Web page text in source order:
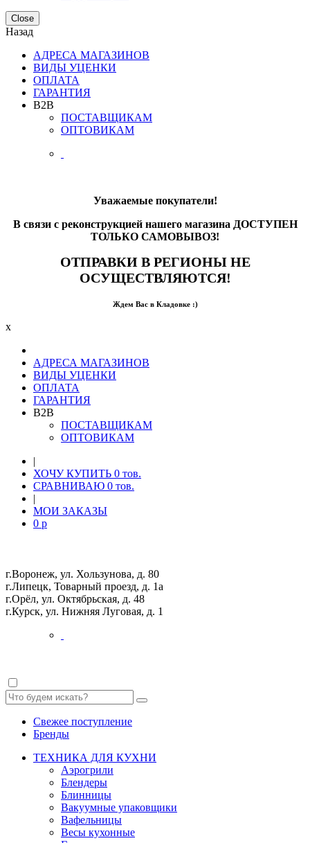
Close
Назад
АДРЕСА МАГАЗИНОВ
ВИДЫ УЦЕНКИ
ОПЛАТА
ГАРАНТИЯ
B2B
ПОСТАВЩИКАМ
ОПТОВИКАМ
Уважаемые покупатели!
В связи с реконструкцией нашего магазина ДОСТУПЕН
ТОЛЬКО САМОВЫВОЗ!
ОТПРАВКИ В РЕГИОНЫ НЕ
ОСУЩЕСТВЛЯЮТСЯ!
Ждем Вас в Кладовке :)
x
АДРЕСА МАГАЗИНОВ
ВИДЫ УЦЕНКИ
ОПЛАТА
ГАРАНТИЯ
B2B
ПОСТАВЩИКАМ
ОПТОВИКАМ
|
ХОЧУ КУПИТЬ 0 тов.
СРАВНИВАЮ 0 тов.
|
МОИ ЗАКАЗЫ
0 p
г.Воронеж, ул. Хользунова, д. 80
г.Липецк, Товарный проезд, д. 1а
г.Орёл, ул. Октябрьская, д. 48
г.Курск, ул. Нижняя Луговая, д. 1
Свежее поступление
Бренды
ТЕХНИКА ДЛЯ КУХНИ
Аэрогрили
Блендеры
Блинницы
Вакуумные упаковщики
Вафельницы
Весы кухонные